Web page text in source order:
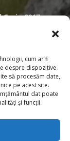
cum ar fi
despre dispozitive.
să procesăm date,
pe acest site.
dat poate
și funcții.
Gorj - 2017
Intreaga
acestor informatii
despre alte
Romania, cat si
al Romaniei la
a Reprezentantei
Programele PNDR